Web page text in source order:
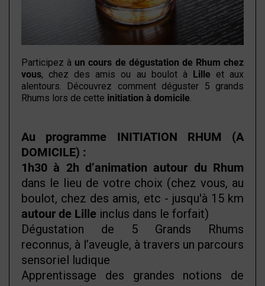
Participez à un cours de dégustation de Rhum chez
vous, chez des amis ou au boulot à Lille et aux
alentours. Découvrez comment déguster 5 grands
Rhums lors de cette initiation à domicile.
Au programme INITIATION RHUM (A
DOMICILE) :
1h30 à 2h d’animation autour du Rhum
dans le lieu de votre choix (chez vous, au
boulot, chez des amis, etc - jusqu'à 15 km
autour de Lille inclus dans le forfait)
Dégustation de 5 Grands Rhums
reconnus, à l’aveugle, à travers un parcours
sensoriel ludique
Apprentissage des grandes notions de